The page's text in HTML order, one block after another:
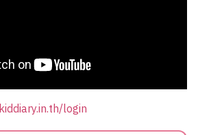
login